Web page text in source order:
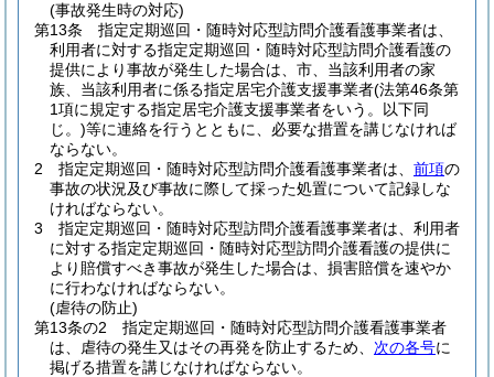
(事故発生時の対応)
第13条
指定定期巡回・随時対応型訪問介護看護事業者は、
利用者に対する指定定期巡回・随時対応型訪問介護看護の
提供により事故が発生した場合は、市、当該利用者の家
族、当該利用者に係る指定居宅介護支援事業者(法第46条第
1項に規定する指定居宅介護支援事業者をいう。以下同
じ。)等に連絡を行うとともに、必要な措置を講じなければ
ならない。
2
指定定期巡回・随時対応型訪問介護看護事業者は、 前項の
事故の状況及び事故に際して採った処置について記録しな
ければならない。
3
指定定期巡回・随時対応型訪問介護看護事業者は、利用者
に対する指定定期巡回・随時対応型訪問介護看護の提供に
より賠償すべき事故が発生した場合は、損害賠償を速やか
に行わなければならない。
(虐待の防止)
第13条の2
指定定期巡回・随時対応型訪問介護看護事業者
は、虐待の発生又はその再発を防止するため、 次の各号に
掲げる措置を講じなければならない。